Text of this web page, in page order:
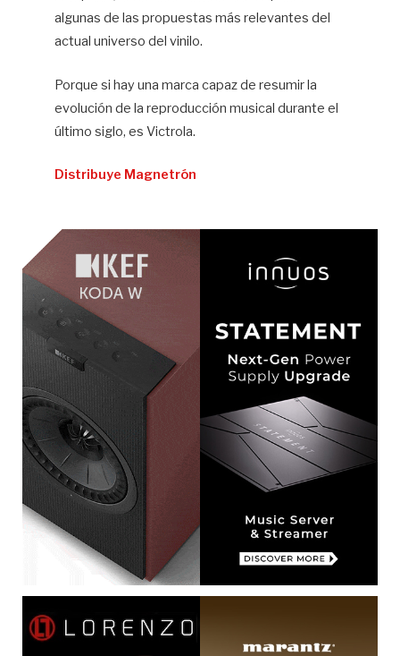
algunas de las propuestas más relevantes del
actual universo del vinilo.
Porque si hay una marca capaz de resumir la
evolución de la reproducción musical durante el
último siglo, es Victrola.
Distribuye Magnetrón